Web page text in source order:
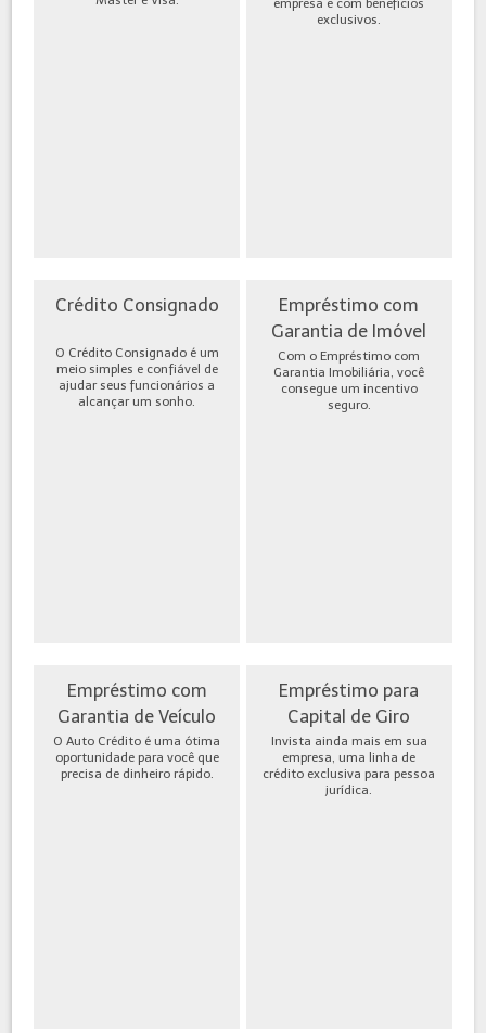
exclusivos.
Crédito Consignado
O Crédito Consignado é um
meio simples e confiável de
ajudar seus funcionários a
alcançar um sonho.
Empréstimo com
Garantia de Imóvel
Com o Empréstimo com
Garantia Imobiliária, você
consegue um incentivo
seguro.
Empréstimo com
Garantia de Veículo
O Auto Crédito é uma ótima
oportunidade para você que
precisa de dinheiro rápido.
Empréstimo para
Capital de Giro
Invista ainda mais em sua
empresa, uma linha de
crédito exclusiva para pessoa
jurídica.